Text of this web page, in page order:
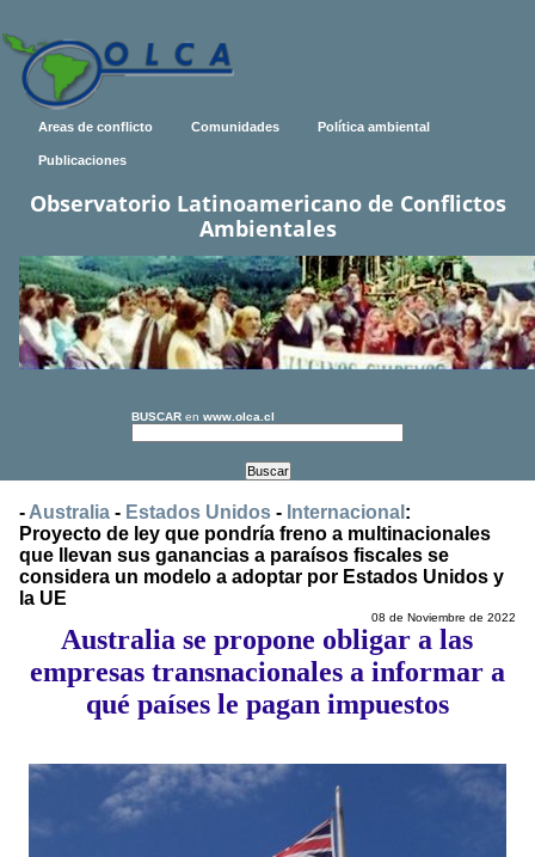
Areas de conflicto Comunidades Política ambiental
Publicaciones
Observatorio Latinoamericano de Conflictos
Ambientales
BUSCAR en www.olca.cl
- Australia - Estados Unidos - Internacional :
Proyecto de ley que pondría freno a multinacionales
que llevan sus ganancias a paraísos fiscales se
considera un modelo a adoptar por Estados Unidos y
la UE
08 de Noviembre de 2022
Australia se propone obligar a las
empresas transnacionales a informar a
qué países le pagan impuestos